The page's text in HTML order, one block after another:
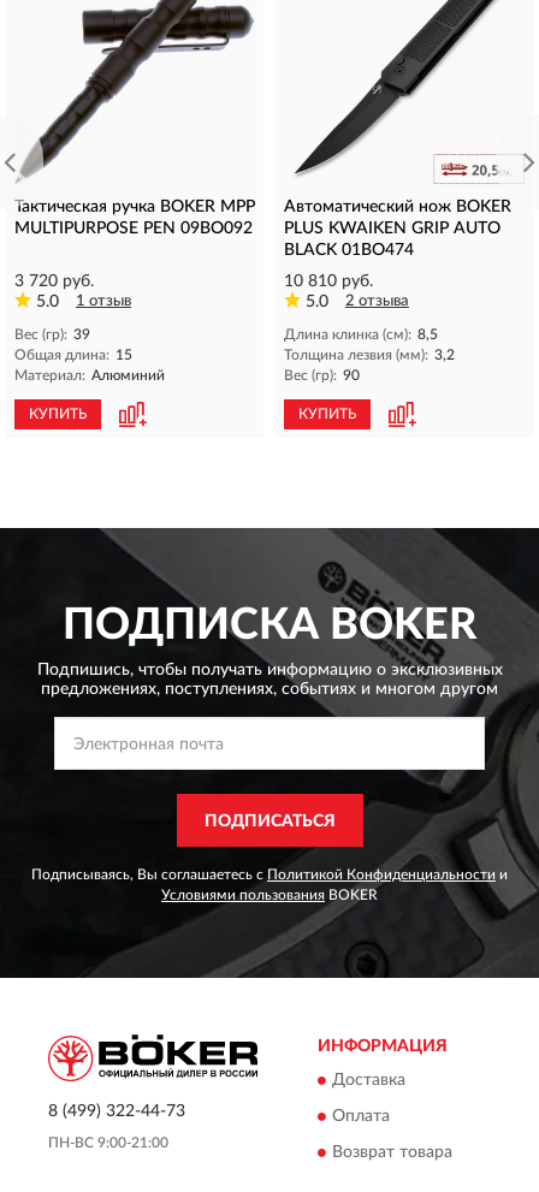
Тактическая ручка BOKER MPP
MULTIPURPOSE PEN 09BO092
3 720 руб.
5.0
1 отзыв
Вес (гр): 39
Общая длина: 15
Материал: Алюминий
КУПИТЬ
Автоматический нож BOKER
PLUS KWAIKEN GRIP AUTO
BLACK 01BO474
10 810 руб.
5.0
2 отзыва
Длина клинка (см): 8,5
Толщина лезвия (мм): 3,2
Вес (гр): 90
КУПИТЬ
ПОДПИСКА BOKER
Подпишись, чтобы получать информацию о эксклюзивных
предложениях, поступлениях, событиях и многом другом
ПОДПИСАТЬСЯ
Подписываясь, Вы соглашаетесь с Политикой Конфиденциальности и
Условиями пользования BOKER
8 (499) 322-44-73
ПН-ВС 9:00-21:00
ИНФОРМАЦИЯ
Доставка
Оплата
Возврат товара